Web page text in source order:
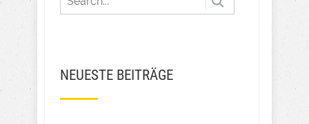
NEUESTE BEITRÄGE